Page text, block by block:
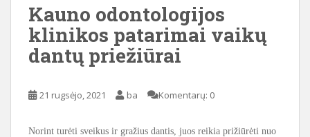
Kauno odontologijos
klinikos patarimai vaikų
dantų priežiūrai
21 rugsėjo, 2021 ba Komentarų: 0
Norint turėti sveikus ir gražius dantis, juos reikia prižiūrėti nuo